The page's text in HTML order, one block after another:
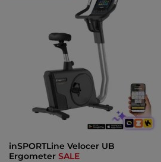
inSPORTLine Velocer UB
Ergometer SALE